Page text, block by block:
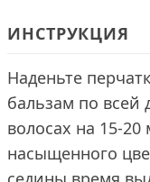
ИНСТРУКЦИЯ
Наденьте
бальзам по всей
волосах на 15-
насыщенного